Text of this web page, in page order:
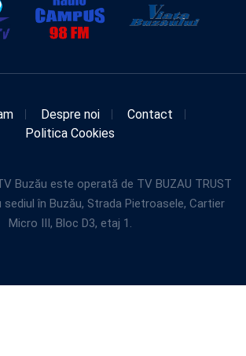
Despre noi
Contact
Politica Cookies
Buzău este operată de TV BUZAU TRUST
sediul în Buzău, Strada Pietroasele, Cartier
Micro III, Bloc D3, etaj 1.